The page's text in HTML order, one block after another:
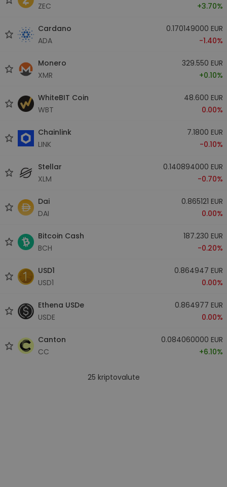
ZEC
+3.70%
Cardano
ADA
0.170149000 EUR
-1.40%
Monero
XMR
329.550 EUR
+0.10%
WhiteBIT Coin
WBT
48.600 EUR
0.00%
Chainlink
LINK
7.1800 EUR
-0.10%
Stellar
XLM
0.140894000 EUR
-0.70%
Dai
DAI
0.865121 EUR
0.00%
Bitcoin Cash
BCH
187.230 EUR
-0.20%
USD1
USD1
0.864947 EUR
0.00%
Ethena USDe
USDE
0.864977 EUR
0.00%
Canton
CC
0.084060000 EUR
+6.10%
25 kriptovalute